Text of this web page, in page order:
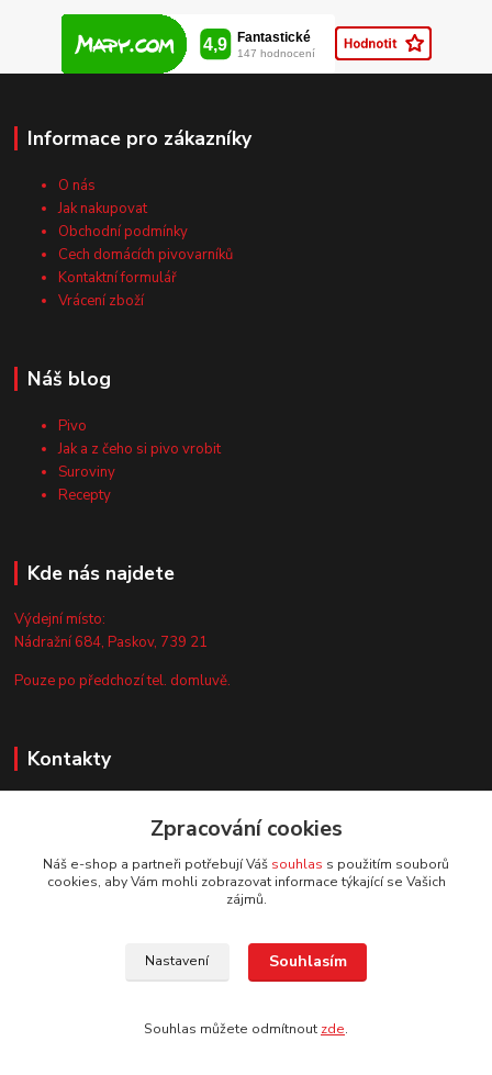
Informace pro zákazníky
O nás
Jak nakupovat
Obchodní podmínky
Cech domácích pivovarníků
Kontaktní formulář
Vrácení zboží
Náš blog
Pivo
Jak a z čeho si pivo vrobit
Suroviny
Recepty
Kde nás najdete
Výdejní místo:
Nádražní 684, Paskov, 739 21
Pouze po předchozí tel. domluvě.
Kontakty
+420 735 044 675
info@vyrobtesipivo.cz
Zpracování cookies
Náš e-shop a partneři potřebují Váš souhlas s použitím souborů
cookies, aby Vám mohli zobrazovat informace týkající se Vašich
zájmů.
Nastavení Souhlasím
Souhlas můžete odmítnout zde.